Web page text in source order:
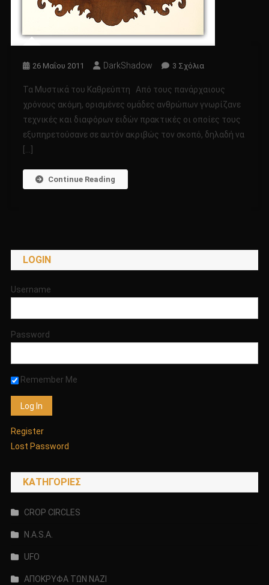
26 Μαΐου 2011 DarkShadow 3 ΣχόλιαΣτο
Μυστικά
Του
Καθρέπτη
Τα Μυστικά του Καθρεύπτη Από τους πανάρχαιους
χρόνους ακόμη, ορισμένες ομάδες ανθρώπων γνωρίζανε
τεχνικές και διαφόρων ειδών πρακτικές οι οποίες τους
εξυπηρετούσανε σε αυτόν ακριβώς τον σκοπό, δηλαδή να
Continue Reading
LOGIN
Username
Password
Remember Me
Register
Lost Password
KΑΤΗΓΟΡΊΕΣ
CROP CIRCLES
N.A.S.A.
UFO
ΑΠΟΚΡΥΦΑ ΤΩΝ ΝΑΖΙ